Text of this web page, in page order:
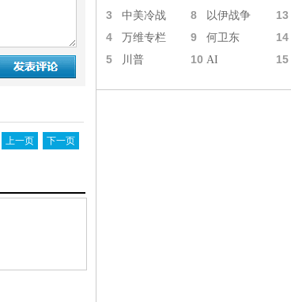
上一页 下一页
3 中美冷战 8 以伊战争 13
4 万维专栏 9 何卫东 14
5 川普 10 AI 15